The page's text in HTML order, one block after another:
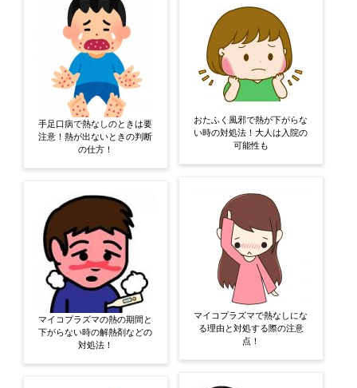
手足口病で熱なしのときは要
注意！熱が出ないときの判断
の仕方！
マイコプラズマの熱の期間と
下がらない時の解熱剤などの
対処法！
おたふく風邪で熱が下がらな
い時の対処法！大人は入院の
可能性も
マイコプラズマで熱なしにな
る理由と対処する際の注意
点！